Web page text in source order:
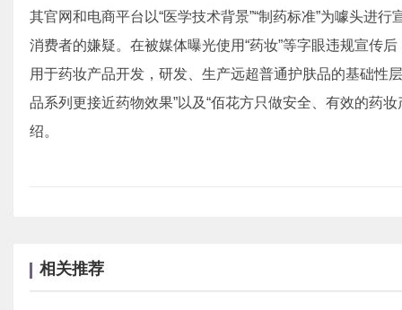
其官网和电商平台以“医学技术背景”“制药标准”为噱头进
消费者的嫌疑。在被媒体曝光使用“药妆”等字眼违规宣传
用于药妆产品开发，研发、生产远超普通护肤品的基础性
品系列更接近药物效果”以及“佰花方只做安全、有效的药
绍。
相关推荐